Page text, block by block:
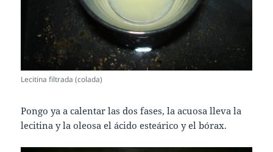
Lecitina filtrada (colada)
Pongo ya a calentar las dos fases, la acuosa lleva la
lecitina y la oleosa el ácido esteárico y el bórax.